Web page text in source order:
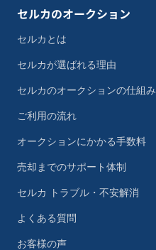
セルカのオークション
セルカとは
セルカが選ばれる理由
セルカのオークションの仕組み
ご利用の流れ
オークションにかかる手数料
売却までのサポート体制
セルカ トラブル・不安解消
よくある質問
お客様の声